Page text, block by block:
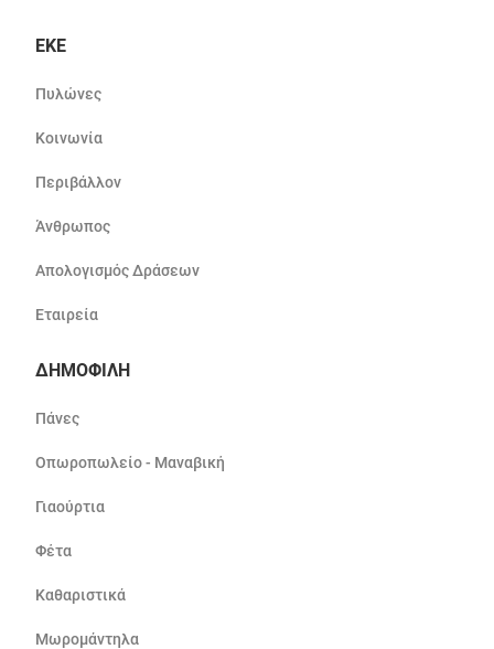
ΕΚΕ
Πυλώνες
Κοινωνία
Περιβάλλον
Άνθρωπος
Απολογισμός Δράσεων
Εταιρεία
ΔΗΜΟΦΙΛΗ
Πάνες
Οπωροπωλείο - Μαναβική
Γιαούρτια
Φέτα
Καθαριστικά
Μωρομάντηλα